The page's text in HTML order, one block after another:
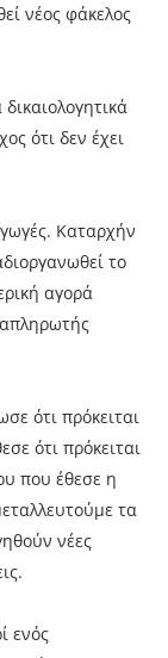
νέος φάκελος
ότι δεν έχει
Καταρχήν
το
αγορά
ότι πρόκειται
ότι πρόκειται
που έθεσε η
τα
νέες
ενός